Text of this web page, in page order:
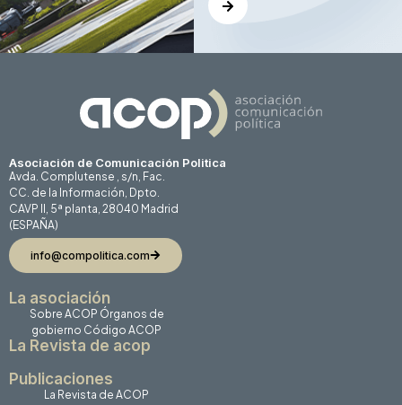
Asociación de Comunicación Politica
Avda. Complutense , s/n, Fac.
CC. de la Información, Dpto.
CAVP II, 5ª planta, 28040 Madrid
(ESPAÑA)
info@compolitica.com
La asociación
Sobre ACOP Órganos de
gobierno Código ACOP
La Revista de acop
Publicaciones
La Revista de ACOP